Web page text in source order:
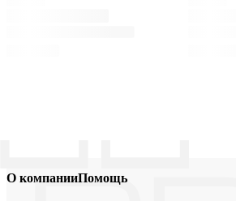
О компанииПомощь